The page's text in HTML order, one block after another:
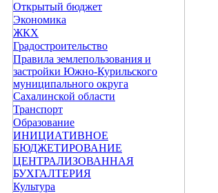
Открытый бюджет
Экономика
ЖКХ
Градостроительство
Правила землепользования и
застройки Южно-Курильского
муниципального округа
Сахалинской области
Транспорт
Образование
ИНИЦИАТИВНОЕ
БЮДЖЕТИРОВАНИЕ
ЦЕНТРАЛИЗОВАННАЯ
БУХГАЛТЕРИЯ
Культура